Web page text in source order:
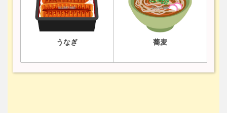
うなぎ 蕎麦